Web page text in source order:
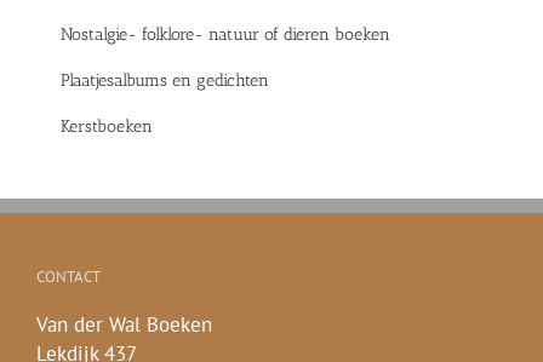
Nostalgie- folklore- natuur of dieren boeken
Plaatjesalbums en gedichten
Kerstboeken
CONTACT
Van der Wal Boeken
Lekdijk 437